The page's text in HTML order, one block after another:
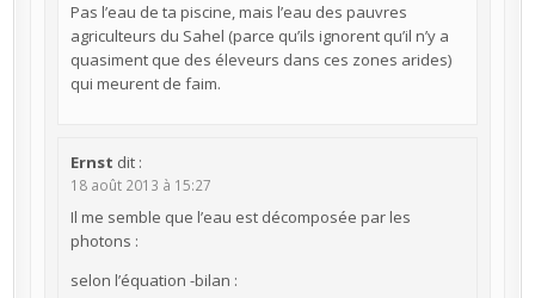
Pas l’eau de ta piscine, mais l’eau des pauvres
agriculteurs du Sahel (parce qu’ils ignorent qu’il n’y a
quasiment que des éleveurs dans ces zones arides)
qui meurent de faim.
Ernst dit :
18 août 2013 à 15:27
Il me semble que l’eau est décomposée par les
photons :
selon l’équation -bilan :